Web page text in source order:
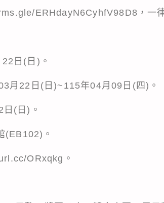
ERHdayN6CyhfV98D8，一
日(日)。
月22日(日)~115年04月09日(四)。
(日)。
(EB102)。
ORxqkg。